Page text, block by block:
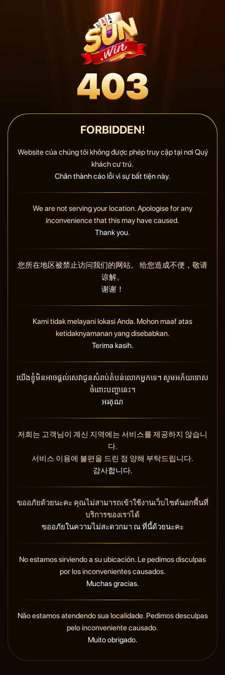
FORBIDDEN!
Website của chúng tôi không được phép truy cập tại nơi Quý
khách cư trú.
Chân thành cáo lỗi vì sự bất tiện này.
We are not serving your location. Apologise for any
inconvenience that this may have caused.
Thank you.
您所在地区被禁止访问我们的网站。 给您造成不便，敬请
谅解。
谢谢！
Kami tidak melayani lokasi Anda. Mohon maaf atas
ketidaknyamanan yang disebabkan.
Terima kasih.
យើងខ្ញុំមិនអាចផ្តល់សេវាជូនសំរាប់តំបន់លោកអ្នកទេ។ សូមអភ័យទោស
ចំពោះបញ្ហានេះ។
អរគុណ
저희는 고객님이 계신 지역에는 서비스를 제공하지 않습니
다.
서비스 이용에 불편을 드린 점 양해 부탁드립니다.
감사합니다.
ขออภัยด้วยนะคะ คุณไม่สามารถเข้าใช้งานเว็บไซต์นอกพื้นที่
บริการของเราได้
ขออภัยในความไม่สะดวกมา ณ ที่นี้ด้วยนะคะ
No estamos sirviendo a su ubicación. Le pedimos disculpas
por los inconvenientes causados.
Muchas gracias.
Não estamos atendendo sua localidade. Pedimos desculpas
pelo inconveniente causado.
Muito obrigado.